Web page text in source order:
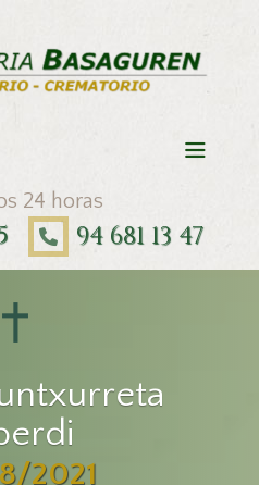
24 horas
94 681 13 47
2021